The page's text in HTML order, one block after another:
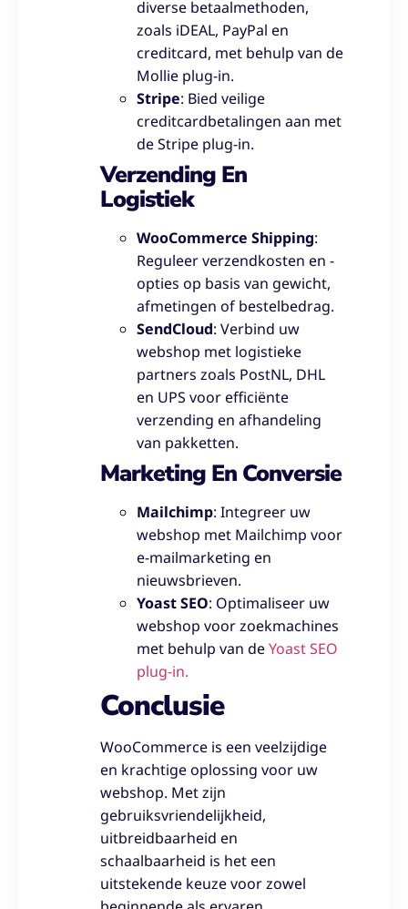
diverse betaalmethoden,
zoals iDEAL, PayPal en
creditcard, met behulp van de
Mollie plug-in.
Stripe: Bied veilige
creditcardbetalingen aan met
de Stripe plug-in.
Verzending En
Logistiek
WooCommerce Shipping:
Reguleer verzendkosten en -
opties op basis van gewicht,
afmetingen of bestelbedrag.
SendCloud: Verbind uw
webshop met logistieke
partners zoals PostNL, DHL
en UPS voor efficiënte
verzending en afhandeling
van pakketten.
Marketing En Conversie
Mailchimp: Integreer uw
webshop met Mailchimp voor
e-mailmarketing en
nieuwsbrieven.
Yoast SEO: Optimaliseer uw
webshop voor zoekmachines
met behulp van deYoast SEO
plug-in.
Conclusie
WooCommerce is een veelzijdige
en krachtige oplossing voor uw
webshop. Met zijn
gebruiksvriendelijkheid,
uitbreidbaarheid en
schaalbaarheid is het een
uitstekende keuze voor zowel